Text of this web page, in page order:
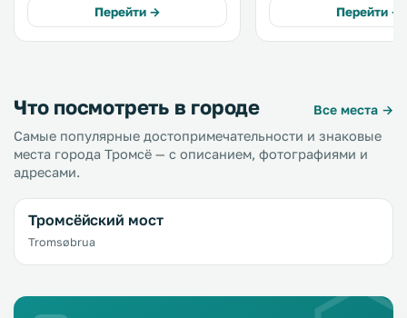
с телевизорами с плоским
экраном. .
Перейти →
полностью
телевизор с плоским
кабельными каналами. .
Перейти →
Что посмотреть в городе
Все места →
Самые популярные достопримечательности и знаковые
места города Тромсё — с описанием, фотографиями и
адресами.
Тромсёйский мост
Tromsøbrua